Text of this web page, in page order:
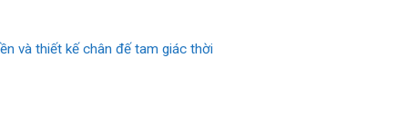
và thiết kế chân đế tam giác thời